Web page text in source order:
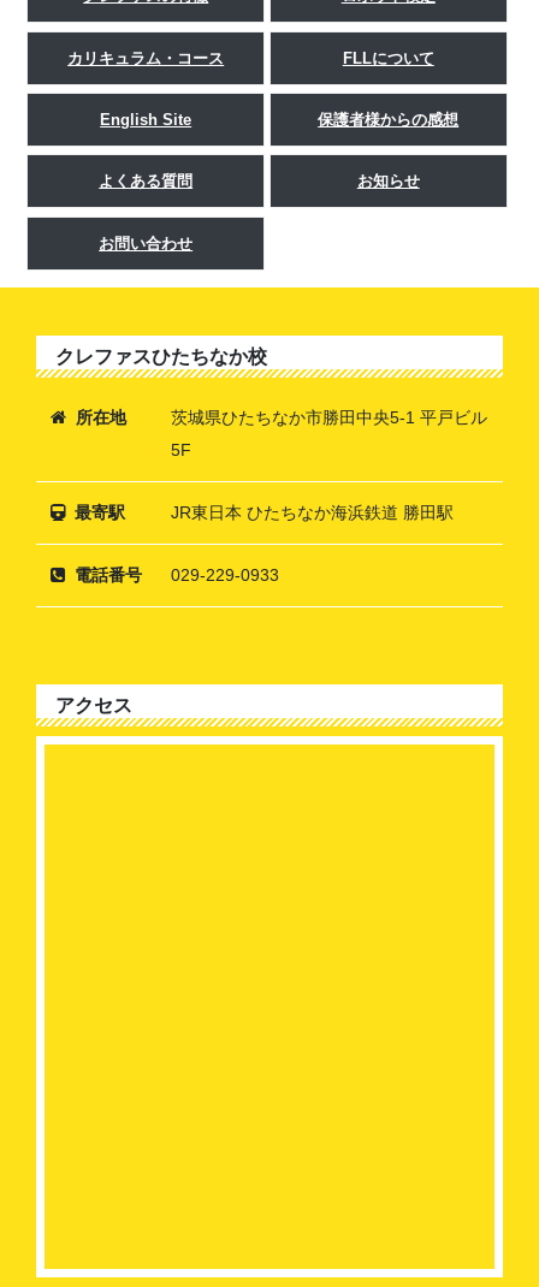
カリキュラム・コース FLLについて
English Site 保護者様からの感想
よくある質問 お知らせ
お問い合わせ
クレファスひたちなか校
所在地
茨城県ひたちなか市勝田中央5-1 平戸ビル
5F
最寄駅 JR東日本 ひたちなか海浜鉄道 勝田駅
電話番号 029-229-0933
アクセス